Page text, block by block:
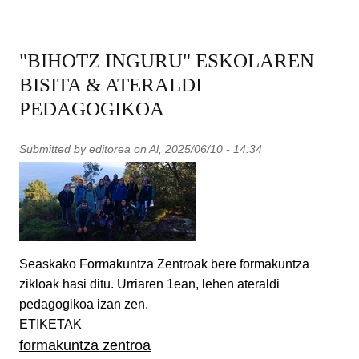
"BIHOTZ INGURU" ESKOLAREN
BISITA & ATERALDI
PEDAGOGIKOA
Submitted by editorea on Al, 2025/06/10 - 14:34
Seaskako Formakuntza Zentroak bere formakuntza
zikloak hasi ditu. Urriaren 1ean, lehen ateraldi
pedagogikoa izan zen.
ETIKETAK
formakuntza zentroa